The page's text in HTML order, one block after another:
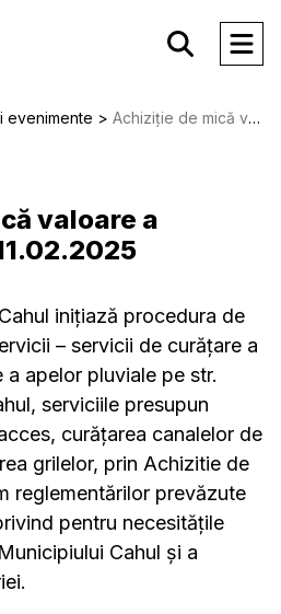
evenimente Achiziție de mică valoare a serviciilor din 11.02.2025
valoare a
inițiază procedura de
– servicii de curățare a
apelor pluviale pe str.
serviciile presupun
curățarea canalelor de
grilelor, prin Achizitie de
reglementărilor prevăzute
pentru necesitățile
Cahul și a